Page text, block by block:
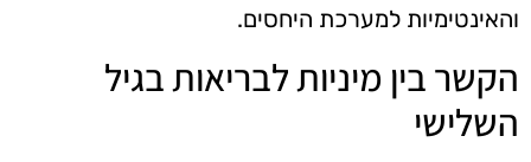
והאינטימיות למערכת היחסים.
הקשר בין מיניות לבריאות בגיל
השלישי